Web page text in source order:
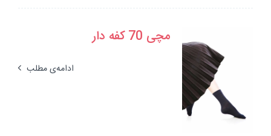
مچی 70 کفه دار
ادامه‌ی مطلب